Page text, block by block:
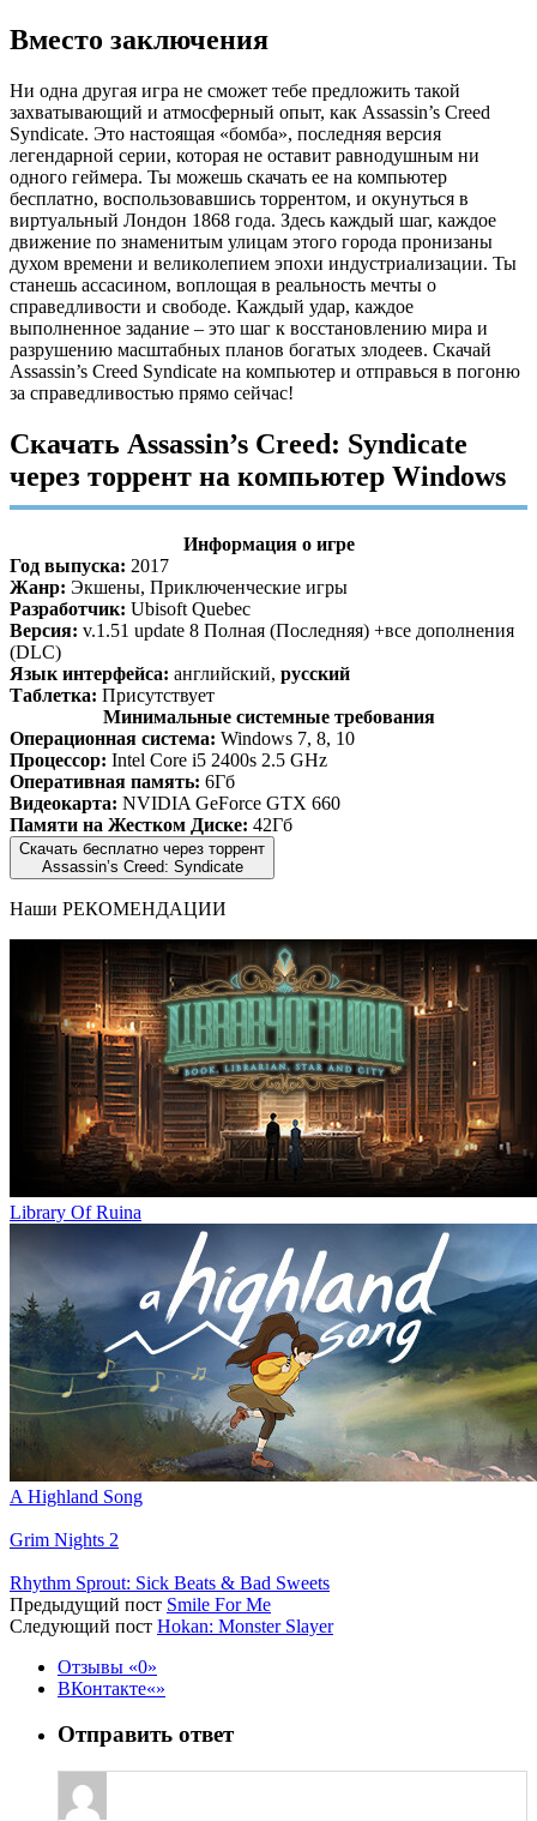
Вместо заключения
Ни одна другая игра не сможет тебе предложить такой
захватывающий и атмосферный опыт, как Assassin’s Creed
Syndicate. Это настоящая «бомба», последняя версия
легендарной серии, которая не оставит равнодушным ни
одного геймера. Ты можешь скачать ее на компьютер
бесплатно, воспользовавшись торрентом, и окунуться в
виртуальный Лондон 1868 года. Здесь каждый шаг, каждое
движение по знаменитым улицам этого города пронизаны
духом времени и великолепием эпохи индустриализации. Ты
станешь ассасином, воплощая в реальность мечты о
справедливости и свободе. Каждый удар, каждое
выполненное задание – это шаг к восстановлению мира и
разрушению масштабных планов богатых злодеев. Скачай
Assassin’s Creed Syndicate на компьютер и отправься в погоню
за справедливостью прямо сейчас!
Скачать Assassin’s Creed: Syndicate
через торрент на компьютер Windows
Информация о игре
Год выпуска: 2017
Жанр: Экшены, Приключенческие игры
Разработчик: Ubisoft Quebec
Версия: v.1.51 update 8 Полная (Последняя) +все дополнения
(DLC)
Язык интерфейса: английский, русский
Таблетка: Присутствует
Минимальные системные требования
Операционная система: Windows 7, 8, 10
Процессор: Intel Core i5 2400s 2.5 GHz
Оперативная память: 6Гб
Видеокарта: NVIDIA GeForce GTX 660
Памяти на Жестком Диске: 42Гб
Скачать бесплатно через торрент
Assassin’s Creed: Syndicate
Наши РЕКОМЕНДАЦИИ
Library Of Ruina
A Highland Song
Grim Nights 2
Rhythm Sprout: Sick Beats & Bad Sweets
Предыдущий пост Smile For Me
Следующий пост Hokan: Monster Slayer
Отзывы
0
ВКонтакте
Отправить ответ